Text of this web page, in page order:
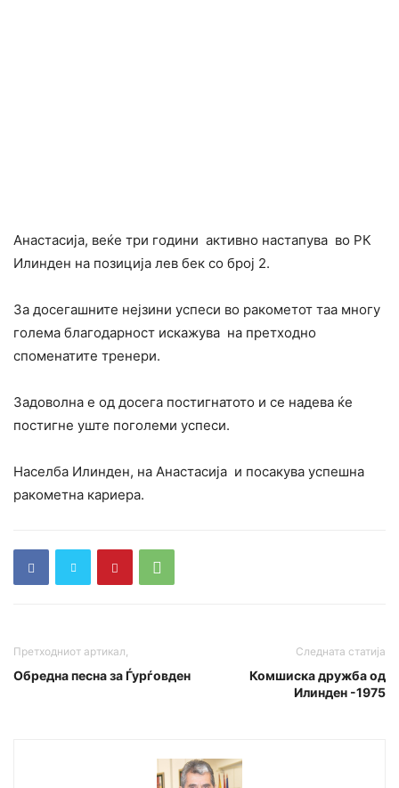
Анaстасија, веќе три години активно настапува во РК
Илинден на позиција лев бек со број 2.
За досегашните нејзини успеси во ракометот таа многу
голема благодарност искажува на претходно
споменатите тренери.
Задоволна е од досега постигнатото и се надева ќе
постигне уште поголеми успеси.
Населба Илинден, на Анастасија и посакува успешна
ракометна кариера.
Претходниот артикал,
Обредна песна за Ѓурѓовден
Следната статија
Комшиска дружба од
Илинден -1975